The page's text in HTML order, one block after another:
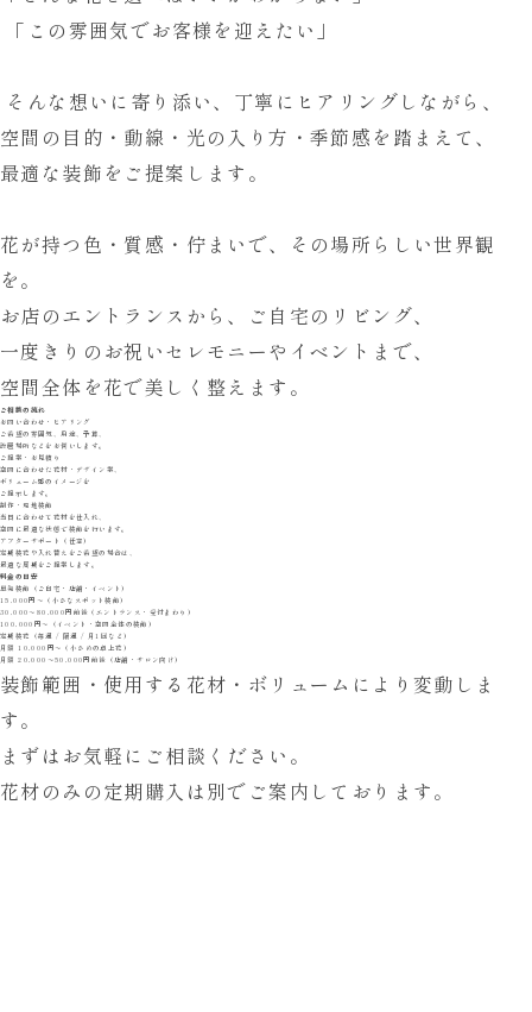
「この雰囲気でお客様を迎えたい」
そんな想いに寄り添い、 丁寧にヒアリングしながら、
空間の目的・動線・光の入り方・ 季節感を踏まえて、
最適な装飾をご提案します。
花が持つ色・質感・佇まいで、
その場所らしい世界観
を。
お店のエントランスから、ご自宅のリビング、
一度きりのお祝いセレモニーやイベントまで、
空間全体を花で美しく整えます。
ご相談の流れ
お問い合わせ・ヒアリング
ご希望の雰囲気、用途、予算、
設置場所などをお伺いします。
ご提案・お見積り
空間に合わせた花材・デザイン案、
ボリューム感のイメージを
ご提示します。
制作・現地装飾
当日に合わせて花材を仕入れ、
空間に最適な状態で装飾を行います。
アフターサポート（任意）
定期装花や入れ替えをご希望の場合は、
最適な周期をご提案します。
料金の目安
単発装飾（ご自宅・店舗・イベント）
15,000円〜 （小さなスポット装飾）
30,000〜80,000円前後 （エントランス・受付まわり）
100,000円〜
（イベント・空間全体の装飾）
定期装花（毎週 / 隔週 / 月1回など）
月額 10,000円〜 （小さめの卓上花）
月額 20,000〜50,000円前後 （店舗・サロン向け）
装飾範囲・使用する花材・ ボリュームにより変動しま
す。
まずはお気軽にご相談ください。
花材のみの定期購入は別でご案内しております。